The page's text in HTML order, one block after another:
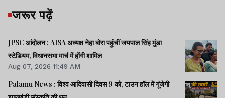
जरूर पढ़ें
JPSC आंदोलन : AISA अध्यक्ष नेहा बोरा पहुंचीं जयपाल सिंह मुंडा
स्टेडियम, विधानसभा मार्च में होंगी शामिल
Aug 07, 2026 11:49 AM
Palamu News : विश्व आदिवासी दिवस 9 को, टाउन हॉल में गूंजेगी